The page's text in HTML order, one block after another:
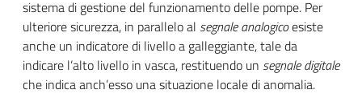
sistema di gestione del funzionamento delle pompe. Per
ulteriore sicurezza, in parallelo al segnale analogicoesiste
anche un indicatore di livello a galleggiante, tale da
indicare l’alto livello in vasca, restituendo un segnale digitale
che indica anch’esso una situazione locale di anomalia.